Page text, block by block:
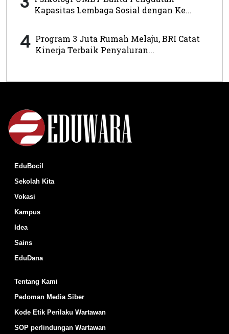
Kapasitas Lembaga Sosial dengan Ke...
4 Program 3 Juta Rumah Melaju, BRI Catat
Kinerja Terbaik Penyaluran...
EduBocil
Sekolah Kita
Vokasi
Kampus
Idea
Sains
EduDana
Tentang Kami
Pedoman Media Siber
Kode Etik Perilaku Wartawan
SOP perlindungan Wartawan